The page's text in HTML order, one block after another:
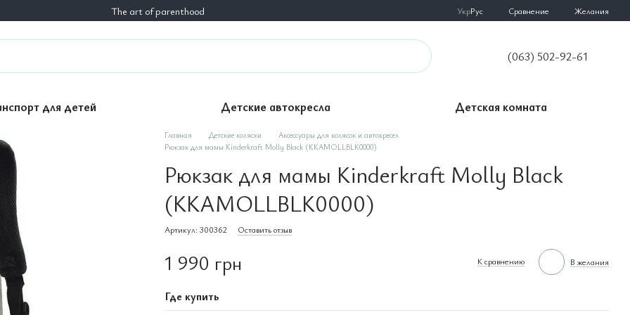
The art of parenthood УкрРус Сравнение Желания
(063) 502-92-61
для детей Детские автокресла Детская комната
Главная Детские коляски
Аксессуары для колясок и автокресел
Рюкзак для мамы Kinderkraft Molly Black (KKAMOLLBLK0000)
Рюкзак для мамы Kinderkraft Molly Black
(KKAMOLLBLK0000)
Артикул: 300362 Оставить отзыв
1 990 грн К сравнению В желания
Где купить